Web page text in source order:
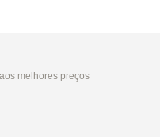
melhores preços